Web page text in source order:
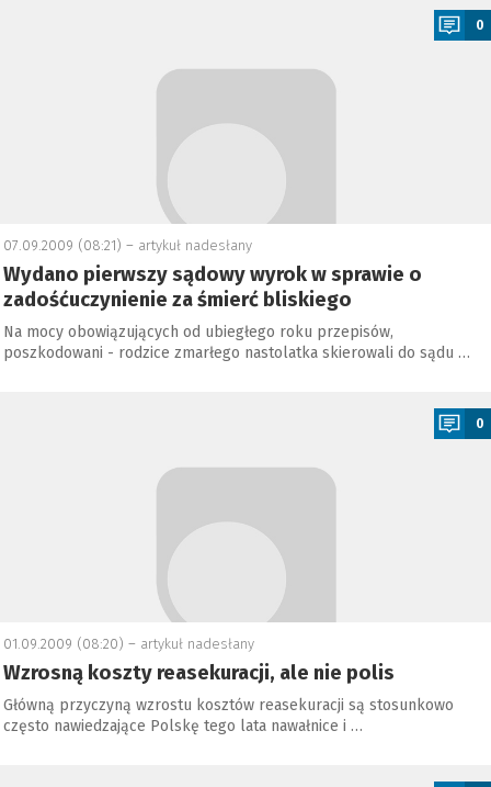
0
07.09.2009 (08:21) – artykuł nadesłany
Wydano pierwszy sądowy wyrok w sprawie o
zadośćuczynienie za śmierć bliskiego
Na mocy obowiązujących od ubiegłego roku przepisów,
poszkodowani - rodzice zmarłego nastolatka skierowali do sądu …
0
01.09.2009 (08:20) – artykuł nadesłany
Wzrosną koszty reasekuracji, ale nie polis
Główną przyczyną wzrostu kosztów reasekuracji są stosunkowo
często nawiedzające Polskę tego lata nawałnice i …